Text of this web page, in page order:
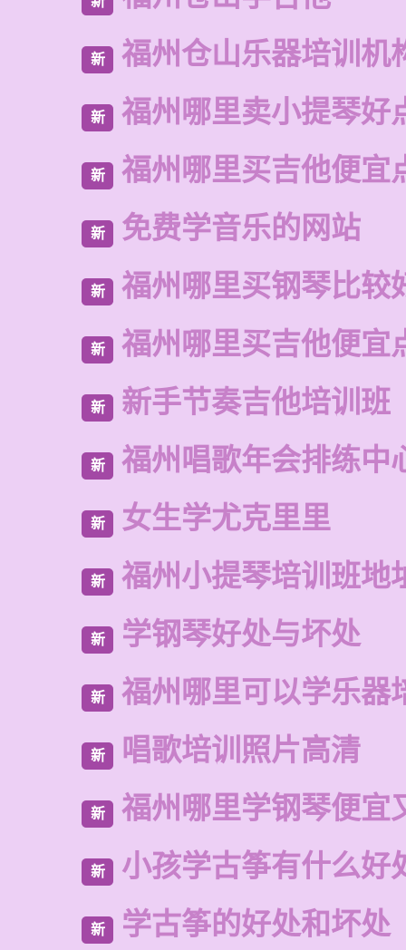
新 福州仓山乐器培训机
新 福州哪里卖小提琴好
新 福州哪里买吉他便宜
新 免费学音乐的网站
新 福州哪里买钢琴比较
新 福州哪里买吉他便宜
新 新手节奏吉他培训班
新 福州唱歌年会排练中
新 女生学尤克里里
新 福州小提琴培训班地
新 学钢琴好处与坏处
新 福州哪里可以学乐器
新 唱歌培训照片高清
新 福州哪里学钢琴便宜
新 小孩学古筝有什么好
新 学古筝的好处和坏处